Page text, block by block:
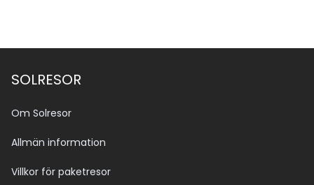
SOLRESOR
Om Solresor
Allmän information
Villkor för paketresor